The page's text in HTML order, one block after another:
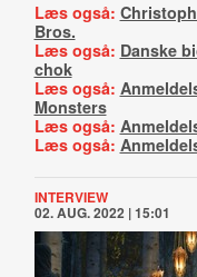
Læs også:
Bros.
Læs også: Danske
chok
Læs også:
Monsters
Læs også:
Læs også:
INTERVIEW
02. AUG. 2022 | 15:01